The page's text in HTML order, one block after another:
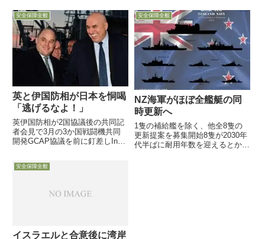
90機以上が参加3月24日NATO
は、3月末から4月11日の間で、
オランダの Leeuward...
社株買い（配当と並ぶ株主還元
策）抑制なくば契約打ち切り示唆
1月9日付Defense-Newsによれ
ば、1月7日水...
安全保障全般
英と伊国防相が日本を恫喝
「逃げるなよ！」
英伊国防相が2国協議後の共同記
者会見で3月の3か国戦闘機共同
開発GCAP協議を前に釘差しIn
じけ付いて（get cold feet）逃げ
安全保障全般
NZ海軍がほぼ全艦艇の同
時更新へ
1隻の補給艦を除く、他全8隻の
更新提案を募集開始8隻が2030年
代半ばに耐用年数を迎えるとか単
安全保障全般
イスラエルと合意後に湾岸